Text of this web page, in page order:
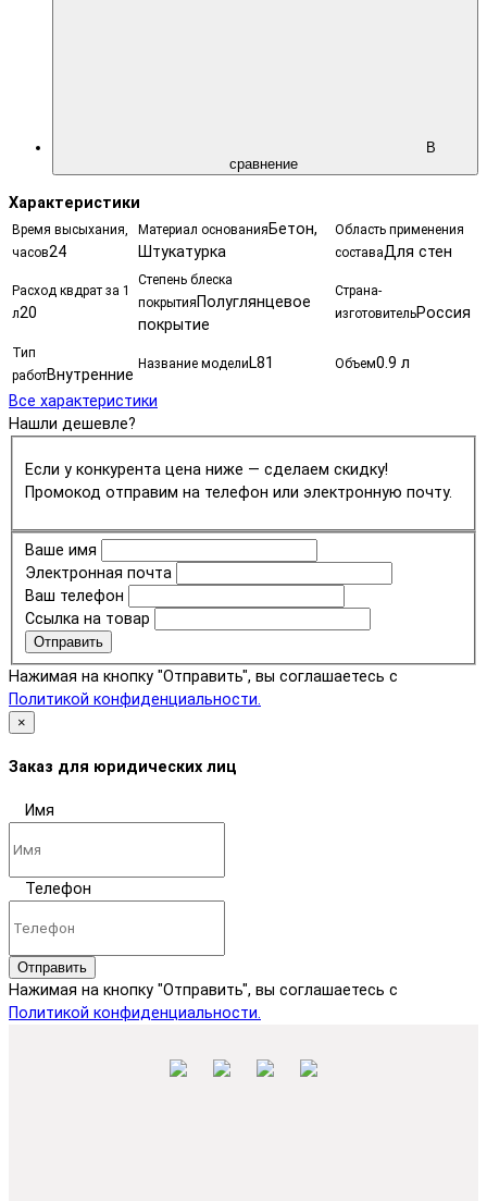
В
сравнение
Характеристики
Время высыхания,
часов24
Материал основания Бетон,
Штукатурка
Область применения
составаДля стен
Расход квдрат за 1
л20
Степень блеска
покрытия Полуглянцевое
покрытие
Страна-
изготовительРоссия
Тип
работВнутренние
Название модели L81 Объем0.9 л
Все характеристики
Нашли дешевле?
Если у конкурента цена ниже — сделаем скидку!
Промокод отправим на телефон или электронную почту.
Ваше имя
Электронная почта
Ваш телефон
Ссылка на товар
Отправить
Нажимая на кнопку "Отправить", вы соглашаетесь с
Политикой конфиденциальности.
×
Заказ для юридических лиц
Имя
Телефон
Отправить
Нажимая на кнопку "Отправить", вы соглашаетесь с
Политикой конфиденциальности.